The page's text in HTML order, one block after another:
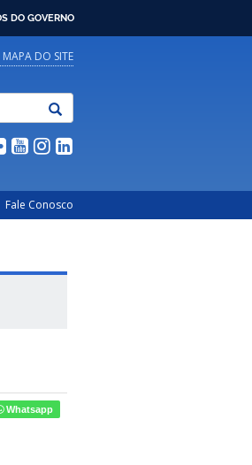
DO GOVERNO
MAPA DO SITE
Fale Conosco
Whatsapp